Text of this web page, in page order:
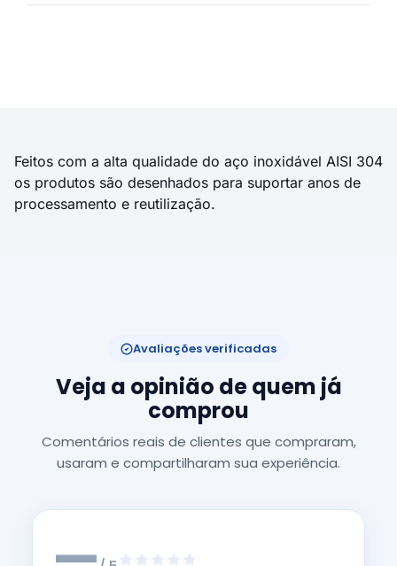
Feitos com a alta qualidade do aço inoxidável AISI 304
os produtos são desenhados para suportar anos de
processamento e reutilização.
Avaliações verificadas
Veja a opinião de quem já
comprou
Comentários reais de clientes que compraram,
usaram e compartilharam sua experiência.